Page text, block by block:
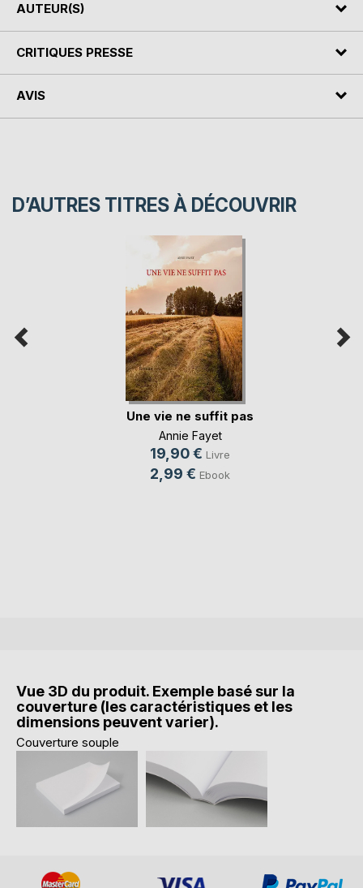
AUTEUR(S)
CRITIQUES PRESSE
AVIS
D’AUTRES TITRES À DÉCOUVRIR
Une vie ne suffit pas
Annie Fayet
19,90 € Livre
2,99 € Ebook
Vue 3D du produit. Exemple basé sur la
couverture (les caractéristiques et les
dimensions peuvent varier).
Couverture souple